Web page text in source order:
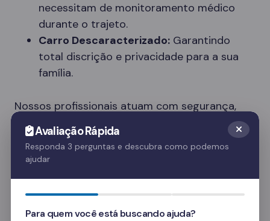
necessitam de monitoramento médico
durante o trajeto.
Carro Descaracterizado: Garantindo
total discrição e privacidade para a sua
família.
Nossos profissionais atuam com segurança,
respeito e dignidade, entendendo a
sensibilidade do momento.
Cada paciente tem necessidades únicas. Nossa
rede em Rolante oferece diferentes tipos de
Avaliação Rápida
Responda 3 perguntas e descubra como podemos
ajudar
Para quem você está buscando ajuda?